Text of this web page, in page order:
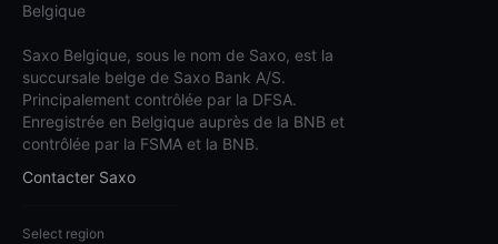
Belgique
Saxo Belgique, sous le nom de Saxo, est la
succursale belge de Saxo Bank A/S.
Principalement contrôlée par la DFSA.
Enregistrée en Belgique auprès de la BNB et
contrôlée par la FSMA et la BNB.
Contacter Saxo
Select region